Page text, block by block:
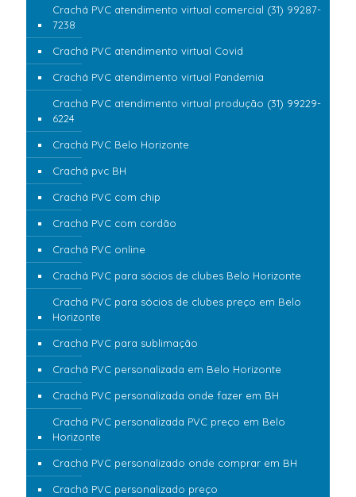
Crachá PVC atendimento virtual comercial (31) 99287-
7238
Crachá PVC atendimento virtual Covid
Crachá PVC atendimento virtual Pandemia
Crachá PVC atendimento virtual produção (31) 99229-
6224
Crachá PVC Belo Horizonte
Crachá pvc BH
Crachá PVC com chip
Crachá PVC com cordão
Crachá PVC online
Crachá PVC para sócios de clubes Belo Horizonte
Crachá PVC para sócios de clubes preço em Belo
Horizonte
Crachá PVC para sublimação
Crachá PVC personalizada em Belo Horizonte
Crachá PVC personalizada onde fazer em BH
Crachá PVC personalizada PVC preço em Belo
Horizonte
Crachá PVC personalizado onde comprar em BH
Crachá PVC personalizado preço